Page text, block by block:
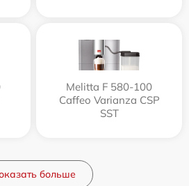
Melitta F 580-100
Caffeo Varianza CSP
SST
больше